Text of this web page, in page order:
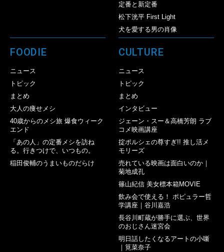
定番と新定番
松下洸平 First Light
犬を愛する男の肖像
FOODIE
ニュース
トピック
まとめ
大人の痩せメシ
40歳からのメシ旅 爆食ウィーク
エンド
「あの人」の定番メシを訪ね
る。行きつけで、いつもの。
稲田俊輔のうまいものだらけ
CULTURE
ニュース
トピック
まとめ
インタビュー
ジェーン・スー＆高橋芳朗 ラブ
コメ映画講座
掟ポルシェの尊すぎ!! 推し活メ
モリーズ
売れている映画は面白いのか｜
菊地成孔
篠山紀信 美女標本箱MOVIE
飲み会で使える！ ポピュラー哲
学講座｜谷川嘉浩
長谷川町蔵が勝手に選ぶ、世界
のおじさん迷宮会
明日話したくなるアートの小噺
｜筧菜奈子